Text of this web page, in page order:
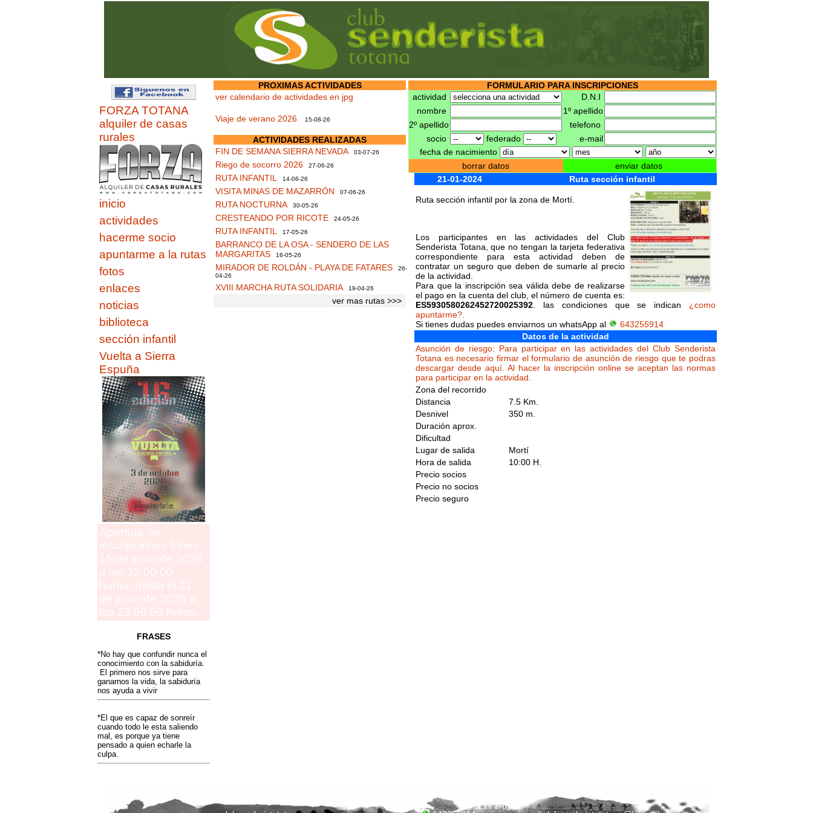
FORZA TOTANA
alquiler de casas
rurales
inicio
actividades
hacerme socio
apuntarme a la rutas
fotos
enlaces
noticias
biblioteca
sección infantil
Vuelta a Sierra
Espuña
FRASES
*No hay que confundir nunca el
conocimiento con la sabiduría.
El primero nos sirve para
ganarnos la vida, la sabiduría
nos ayuda a vivir
*El que es capaz de sonreír
cuando todo le esta saliendo
mal, es porque ya tiene
pensado a quien echarle la
culpa.
PROXIMAS ACTIVIDADES
ver calendario de actividades en jpg
Viaje de verano 2026 15-08-26
ACTIVIDADES REALIZADAS
FIN DE SEMANA SIERRA NEVADA 03-07-26
Riego de socorro 2026 27-06-26
RUTA INFANTIL 14-06-26
VISITA MINAS DE MAZARRÓN 07-06-26
RUTA NOCTURNA 30-05-26
CRESTEANDO POR RICOTE 24-05-26
RUTA INFANTIL 17-05-26
BARRANCO DE LA OSA - SENDERO DE LAS
MARGARITAS 16-05-26
MIRADOR DE ROLDÁN - PLAYA DE FATARES 26-
04-26
XVIII MARCHA RUTA SOLIDARIA 19-04-26
ver mas rutas >>>
FORMULARIO PARA INSCRIPCIONES
actividad
D.N.I
nombre
1º apellido
2º apellido
telefono
socio
federado
e-mail
fecha de nacimiento
borrar datos
enviar datos
21-01-2024
Ruta sección infantil
Ruta sección infantil por la zona de Mortí.
Los participantes en las actividades del Club
Senderista Totana, que no tengan la tarjeta federativa
correspondiente para esta actividad deben de
contratar un seguro que deben de sumarle al precio
de la actividad.
Para que la inscripción sea válida debe de realizarse
el pago en la cuenta del club, el número de cuenta es:
ES5930580262452720025392 . las condiciones que se indican ¿como
apuntarme?.
Si tienes dudas puedes enviarnos un whatsApp al
643255914
Datos de la actividad
Asunción de riesgo: Para participar en las actividades del Club Senderista
Totana es necesario firmar el formulario de asunción de riesgo que te podras
descargar desde aquí. Al hacer la inscripción online se aceptan las normas
para participar en la actividad.
Zona del recorrido
Distancia
7.5 Km.
Desnivel
350 m.
Duración aprox.
Dificultad
Lugar de salida
Mortí
Hora de salida
10:00 H.
Precio socios
Precio no socios
Precio seguro